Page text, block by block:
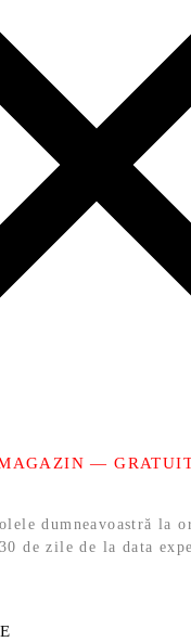
—
dumneavoastră la
de zile de la data